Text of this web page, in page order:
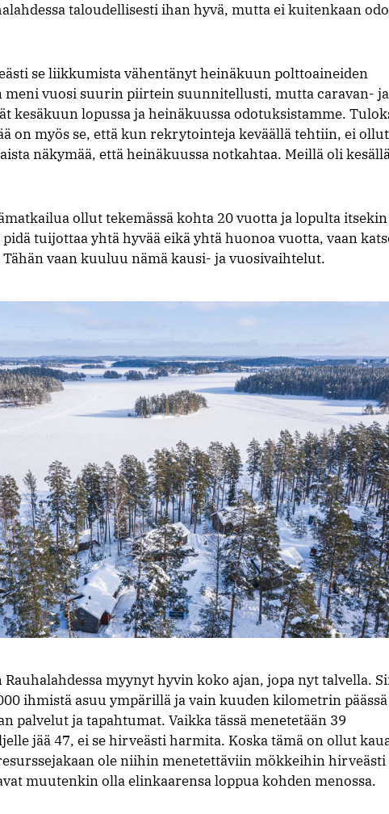
taloudellisesti ihan hyvä, mutta ei kuitenkaan
se liikkumista vähentänyt heinäkuun polttoaineiden
vuosi suurin piirtein suunnitellusti, mutta caravan- ja
kesäkuun lopussa ja heinäkuussa odotuksistamme.
on myös se, että kun rekrytointeja keväällä tehtiin, ei ollut
näkymää, että heinäkuussa notkahtaa. Meillä oli
ollut tekemässä kohta 20 vuotta ja lopulta itsekin
tuijottaa yhtä hyvää eikä yhtä huonoa vuotta, vaan
vaan kuuluu nämä kausi- ja vuosivaihtelut.
myynyt hyvin koko ajan, jopa nyt talvella.
ihmistä asuu ympärillä ja vain kuuden kilometrin
palvelut ja tapahtumat. Vaikka tässä menetetään 39
jää 47, ei se hirveästi harmita. Koska tämä on ollut
ole niihin menetettäviin mökkeihin hirveästi
muutenkin olla elinkaarensa loppua kohden menossa.